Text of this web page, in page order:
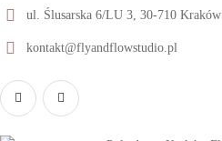
ul. Ślusarska 6/LU 3, 30-710 Kraków
kontakt@flyandflowstudio.pl